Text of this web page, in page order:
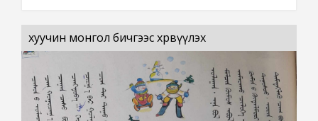
хуучин монгол бичгээс хөрвүүлэх